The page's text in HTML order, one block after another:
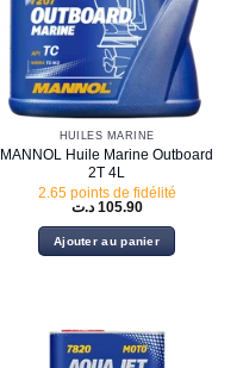
HUILES MARINE
MANNOL Huile Marine Outboard
2T 4L
2.65 points de fidélité
105.90 د.ت
Ajouter au panier